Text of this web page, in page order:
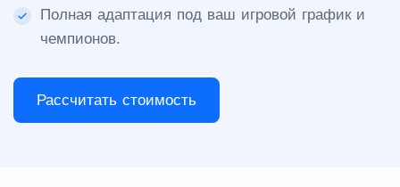
Полная адаптация под ваш игровой график и
чемпионов.
Рассчитать стоимость